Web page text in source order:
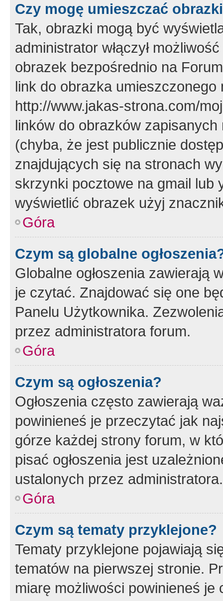
Czy mogę umieszczać
Tak, obrazki mogą być
administrator włączył
obrazek bezpośrednio na
link do obrazka
http://www.jakas-strona.com/
linków do obrazków
(chyba, że jest publicznie
znajdujących się na stronach
skrzynki pocztowe na gmail lub
wyświetlić obrazek użyj
Góra
Czym są globalne
Globalne ogłoszenia zawierają
je czytać. Znajdować się one
Panelu Użytkownika.
przez administratora forum.
Góra
Czym są ogłoszenia?
Ogłoszenia często zawierają
powinieneś je przeczytać jak
górze każdej strony forum, w
pisać ogłoszenia jest
ustalonych przez administratora.
Góra
Czym są tematy przyklejone?
Tematy przyklejone pojawiają
tematów na pierwszej stronie.
miarę możliwości powinieneś je